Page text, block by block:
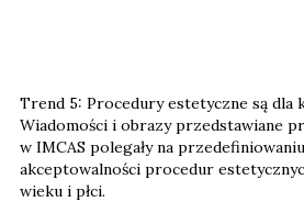
Trend 5: Procedury estetyczne są dla
Wiadomości i obrazy przedstawiane
w IMCAS polegały na
akceptowalności procedur
wieku i płci.